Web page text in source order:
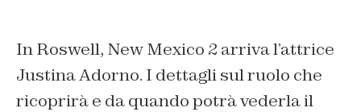
In Roswell, New Mexico 2 arriva l’attrice
Justina Adorno. I dettagli sul ruolo che
ricoprirà e da quando potrà vederla il